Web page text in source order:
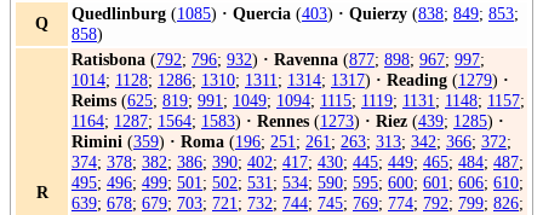
Q
Quedlinburg (1085) · Quercia (403) · Quierzy (838; 849; 853;
858)
R
Ratisbona (792; 796; 932) · Ravenna (877; 898; 967; 997;
1014; 1128; 1286; 1310; 1311; 1314; 1317) · Reading (1279) ·
Reims (625; 819; 991; 1049; 1094; 1115; 1119; 1131; 1148; 1157;
1164; 1287; 1564; 1583) · Rennes (1273) · Riez (439; 1285) ·
Rimini (359) · Roma (196; 251; 261; 263; 313; 342; 366; 372;
374; 378; 382; 386; 390; 402; 417; 430; 445; 449; 465; 484; 487;
495; 496; 499; 501; 502; 531; 534; 590; 595; 600; 601; 606; 610;
639; 678; 679; 703; 721; 732; 744; 745; 769; 774; 792; 799; 826;